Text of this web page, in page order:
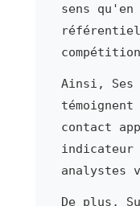
sens qu'en
Ainsi, Ses
contact
indicateur
analystes
De plus,